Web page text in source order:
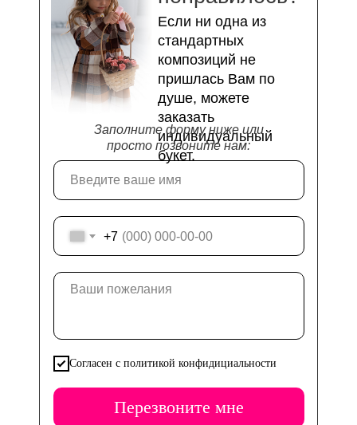
+7
Согласен с политикой конфидициальности
Перезвоните мне
Если ни одна из
стандартных
композиций не
пришлась Вам по
душе, можете
заказать
индивидуальный
букет.
Заполните форму ниже или
просто позвоните нам: